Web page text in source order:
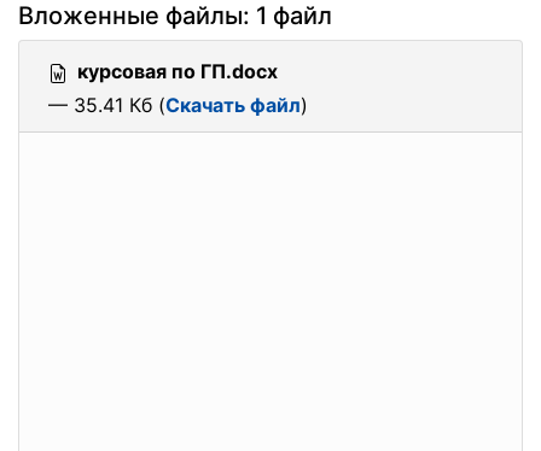
Вложенные файлы: 1 файл
курсовая по ГП.docx
— 35.41 Кб (Скачать файл)